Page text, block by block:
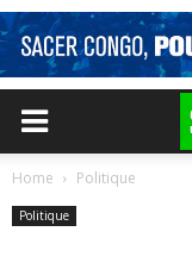
Home Politique
Politique